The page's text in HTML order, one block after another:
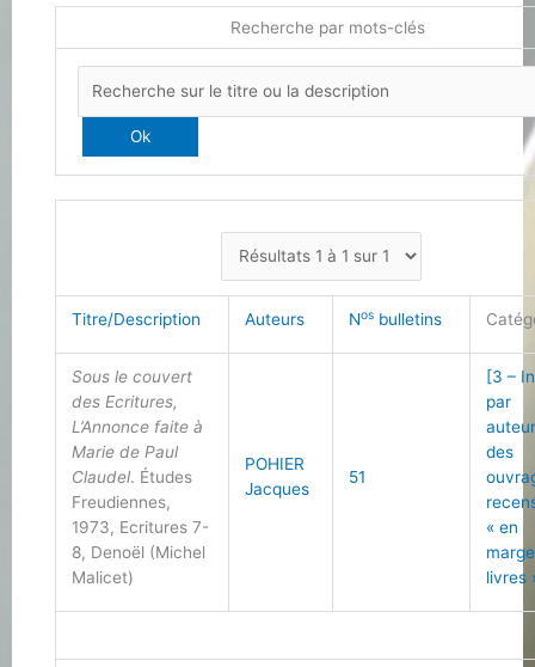
Recherche par mots-clés
Titre/Description Auteurs Nos bulletins
Sous le couvert
des Ecritures,
L’Annonce faite à
Marie de Paul
Claudel. Études
Freudiennes,
1973, Ecritures 7-
8, Denoël (Michel
Malicet)
POHIER
Jacques
51
[3 –
par
des
« en
livres